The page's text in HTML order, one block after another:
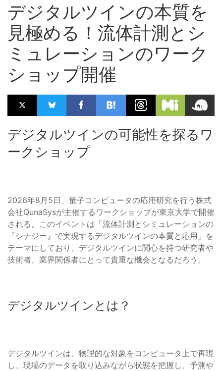
デジタルツインの本質を
見極める！流体計測とシ
ミュレーションのワーク
ショップ開催
デジタルツインの可能性を探るワ
ークショップ
2026年8月5日、量子コンピュータの応用研究を行う株式
会社QunaSysが主催するワークショップが東京大学で開催
される。このイベントは「流体計測とシミュレーションの
『シナジー』で実現するデジタルツインの本質と応用」を
テーマにしており、デジタルツインに関心を持つ研究者や
技術者、業界関係者にとって貴重な機会となるだろう。
デジタルツインとは？
デジタルツインは、物理的な対象をコンピュータ上で再現
し、現場のデータを取り込みながら状態を把握し、予測や